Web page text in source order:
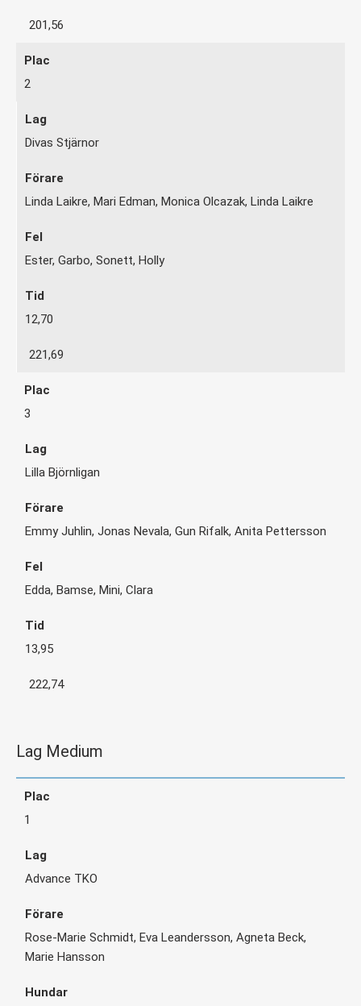
201,56
2
Divas Stjärnor
Linda Laikre, Mari Edman, Monica Olcazak, Linda Laikre
Ester, Garbo, Sonett, Holly
12,70
221,69
3
Lilla Björnligan
Emmy Juhlin, Jonas Nevala, Gun Rifalk, Anita Pettersson
Edda, Bamse, Mini, Clara
13,95
222,74
Lag Medium
1
Advance TKO
Rose-Marie Schmidt, Eva Leandersson, Agneta Beck,
Marie Hansson